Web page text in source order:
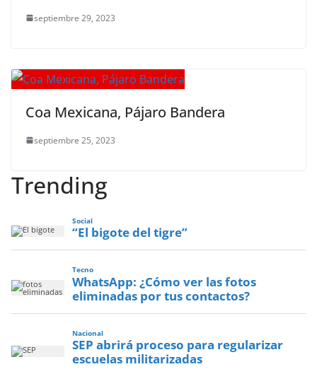
septiembre 29, 2023
Coa Mexicana, Pájaro Bandera
septiembre 25, 2023
Trending
Social
“El bigote del tigre”
Tecno
WhatsApp: ¿Cómo ver las fotos
eliminadas por tus contactos?
Nacional
SEP abrirá proceso para regularizar
escuelas militarizadas